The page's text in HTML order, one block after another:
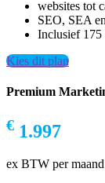
websites tot
SEO, SEA
Inclusief 175
Kies dit plan
Premium
€ 1.997
ex BTW per maand